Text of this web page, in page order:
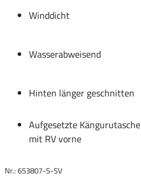
Winddicht
Wasserabweisend
Hinten länger geschnitten
Aufgesetzte Kängurutasche
mit RV vorne
Nr.: 653807-S-SV